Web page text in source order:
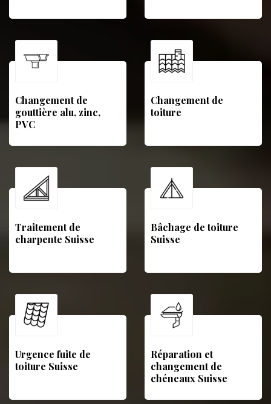
Changement de
gouttière alu, zinc,
PVC
Changement de
toiture
Traitement de
charpente Suisse
Bâchage de toiture
Suisse
Urgence fuite de
toiture Suisse
Réparation et
changement de
chéneaux Suisse